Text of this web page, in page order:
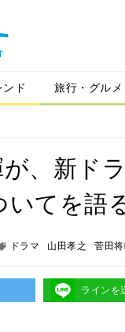
ンド 旅行・グルメ
、新ド
いてを語
ドラマ 山田孝之 菅田
ラインを